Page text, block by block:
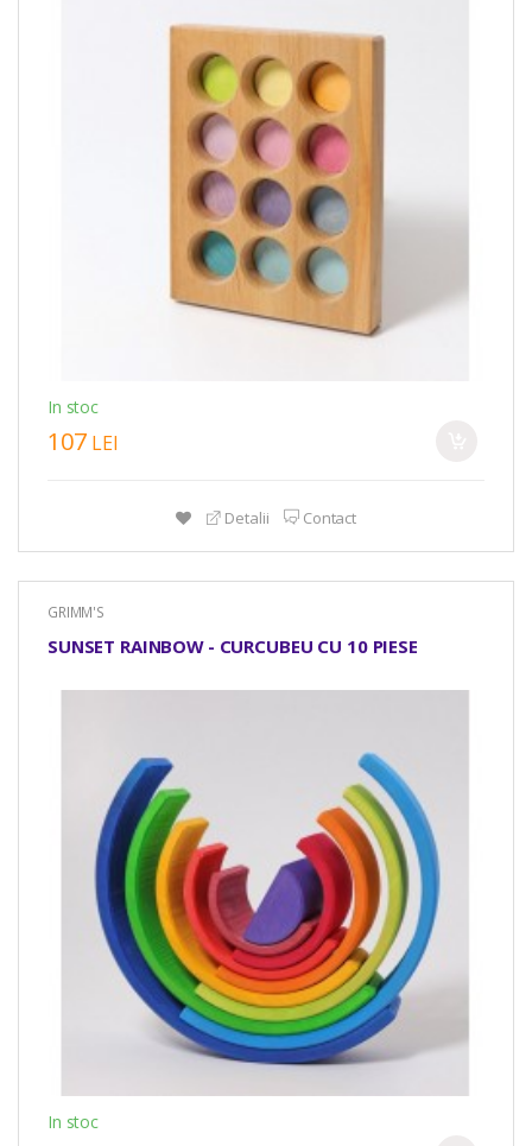
In stoc
107 LEI
Detalii Contact
GRIMM'S
SUNSET RAINBOW - CURCUBEU CU 10 PIESE
In stoc